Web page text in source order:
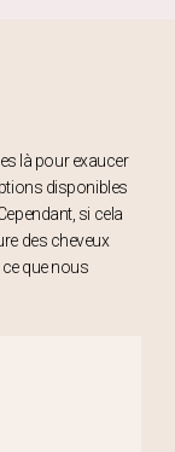
là pour exaucer
disponibles
si cela
des cheveux
ce que nous